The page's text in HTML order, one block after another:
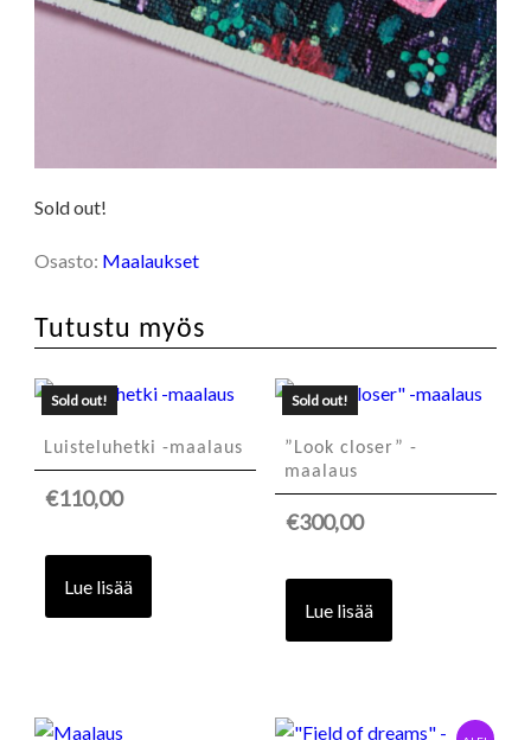
Sold out!
Osasto: Maalaukset
Tutustu myös
Sold out!
Luisteluhetki -maalaus
€110,00
Lue lisää
Sold out!
”Look closer” -
maalaus
€300,00
Lue lisää